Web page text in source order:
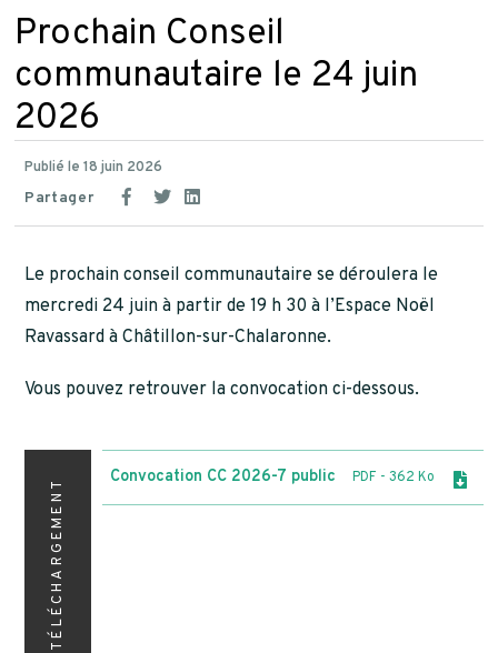
Prochain Conseil
communautaire le 24 juin
2026
Publié le 18 juin 2026
Partager
Le prochain conseil communautaire se déroulera le
mercredi 24 juin à partir de 19 h 30 à l’Espace Noël
Ravassard à Châtillon-sur-Chalaronne.
Vous pouvez retrouver la convocation ci-dessous.
TÉLÉCHARGEMENT
Convocation CC 2026-7 public PDF - 362 Ko